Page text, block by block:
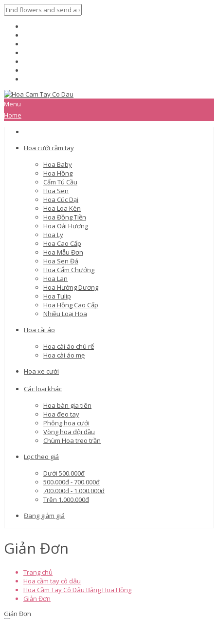
Menu
Home
Hoa cưới cầm tay
Hoa Baby
Hoa Hồng
Cẩm Tú Cầu
Hoa Sen
Hoa Cúc Dại
Hoa Loa Kèn
Hoa Đồng Tiền
Hoa Oải Hương
Hoa Ly
Hoa Cao Cấp
Hoa Mẫu Đơn
Hoa Sen Đá
Hoa Cẩm Chướng
Hoa Lan
Hoa Hướng Dương
Hoa Tulip
Hoa Hồng Cao Cấp
Nhiều Loại Hoa
Hoa cài áo
Hoa cài áo chú rể
Hoa cài áo mẹ
Hoa xe cưới
Các loại khác
Hoa bàn gia tiên
Hoa đeo tay
Phông hoa cưới
Vòng hoa đội đầu
Chùm Hoa treo trần
Lọc theo giá
Dưới 500.000đ
500.000đ - 700.000đ
700.000đ - 1.000.000đ
Trên 1.000.000đ
Đang giảm giá
Giản Đơn
Trang chủ
Hoa cầm tay cô dâu
Hoa Cầm Tay Cô Dâu Bằng Hoa Hồng
Giản Đơn
Giản Đơn